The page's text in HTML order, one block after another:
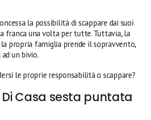
la possibilità di scappare dai suoi
franca una volta per tutte. Tuttavia, la
la propria famiglia prende il sopravvento,
un bivio.
le proprie responsabilità o scappare?
Di Casa sesta puntata